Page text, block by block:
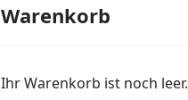
Warenkorb
Ihr Warenkorb ist noch leer.